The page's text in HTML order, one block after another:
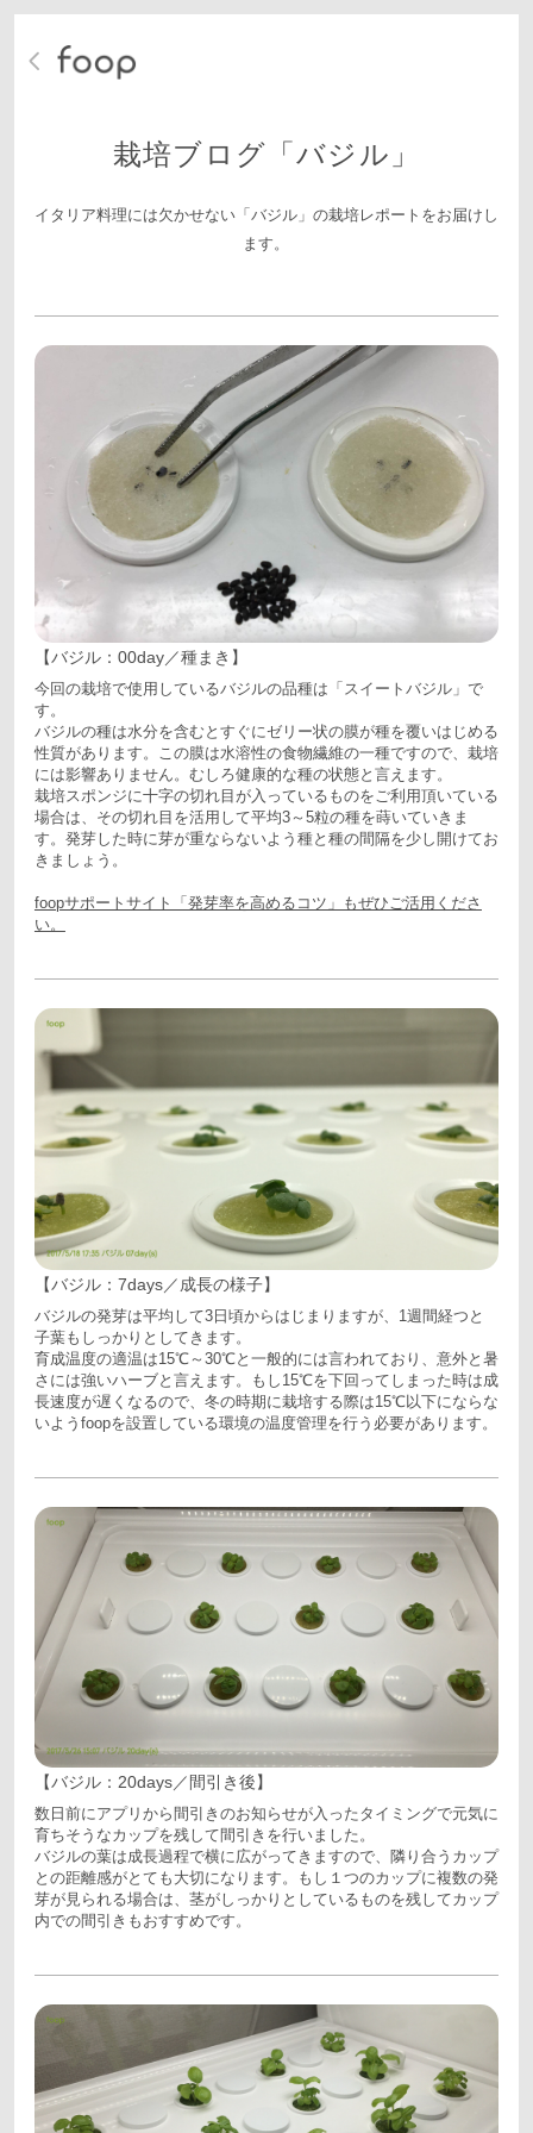
栽培ブログ「バジル」
イタリア料理には欠かせない「バジル」の栽培レポートをお届けし
ます。
【バジル：00day／種まき】
今回の栽培で使用しているバジルの品種は「スイートバジル」で
す。
バジルの種は水分を含むとすぐにゼリー状の膜が種を覆いはじめる
性質があります。この膜は水溶性の食物繊維の一種ですので、栽培
には影響ありません。むしろ健康的な種の状態と言えます。
栽培スポンジに十字の切れ目が入っているものをご利用頂いている
場合は、その切れ目を活用して平均3～5粒の種を蒔いていきま
す。発芽した時に芽が重ならないよう種と種の間隔を少し開けてお
きましょう。
foopサポートサイト「発芽率を高めるコツ」もぜひご活用くださ
い。
【バジル：7days／成長の様子】
バジルの発芽は平均して3日頃からはじまりますが、1週間経つと
子葉もしっかりとしてきます。
育成温度の適温は15℃～30℃と一般的には言われており、意外と暑
さには強いハーブと言えます。もし15℃を下回ってしまった時は成
長速度が遅くなるので、冬の時期に栽培する際は15℃以下にならな
いようfoopを設置している環境の温度管理を行う必要があります。
【バジル：20days／間引き後】
数日前にアプリから間引きのお知らせが入ったタイミングで元気に
育ちそうなカップを残して間引きを行いました。
バジルの葉は成長過程で横に広がってきますので、隣り合うカップ
との距離感がとても大切になります。もし１つのカップに複数の発
芽が見られる場合は、茎がしっかりとしているものを残してカップ
内での間引きもおすすめです。